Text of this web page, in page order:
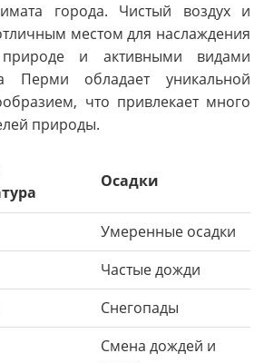
города. Чистый воздух и
местом для наслаждения
и активными видами
Перми обладает уникальной
что привлекает много
природы.
Осадки
Умеренные осадки
Частые дожди
Снегопады
Смена дождей и